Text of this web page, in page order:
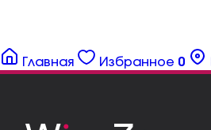
Главная Избранное 0